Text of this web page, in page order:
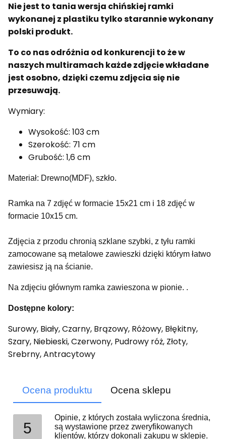
Nie jest to tania wersja chińskiej ramki
wykonanej z plastiku tylko starannie wykonany
polski produkt.
To co nas odróżnia od konkurencji to że w
naszych multiramach każde zdjęcie wkładane
jest osobno, dzięki czemu zdjęcia się nie
przesuwają.
Wymiary:
Wysokość: 103 cm
Szerokość: 71 cm
Grubość: 1,6 cm
Materiał: Drewno(MDF), szkło.
Ramka na 7 zdjęć w formacie 15x21 cm i 18 zdjęć w
formacie 10x15 cm.
Zdjęcia z przodu chronią szklane szybki, z tyłu ramki
zamocowane są metalowe zawieszki dzięki którym łatwo
zawiesisz ją na ścianie.
Na zdjęciu głównym ramka zawieszona w pionie. .
Dostępne kolory:
Surowy, Biały, Czarny, Brązowy, Różowy, Błękitny,
Szary, Niebieski, Czerwony, Pudrowy róż, Złoty,
Srebrny, Antracytowy
Ocena produktu Ocena sklepu
5
Opinie, z których została wyliczona średnia,
są wystawione przez zweryfikowanych
klientów, którzy dokonali zakupu w sklepie.